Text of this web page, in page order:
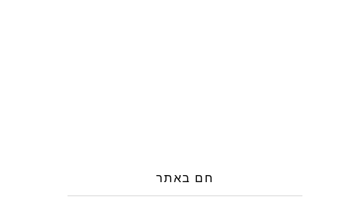
חם באתר